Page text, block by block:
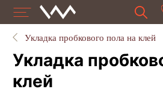
Укладка пробкового пола на клей
Укладка
клей